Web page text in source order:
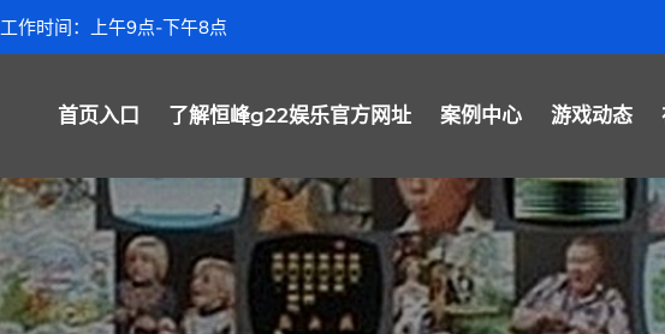
工作时间：上午9点-下午8点
首页入口 了解恒峰g22娱乐官方网址 案例中心 游戏动态